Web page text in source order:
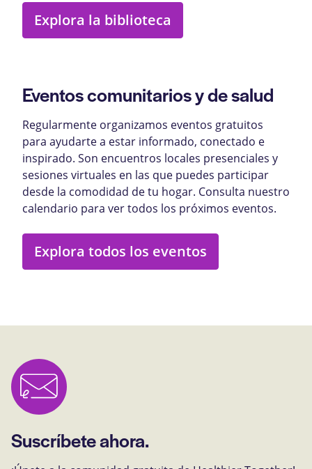
Explora la biblioteca
Eventos comunitarios y de salud
Regularmente organizamos eventos gratuitos
para ayudarte a estar informado, conectado e
inspirado. Son encuentros locales presenciales y
sesiones virtuales en las que puedes participar
desde la comodidad de tu hogar. Consulta nuestro
calendario para ver todos los próximos eventos.
Explora todos los eventos
Suscríbete ahora.